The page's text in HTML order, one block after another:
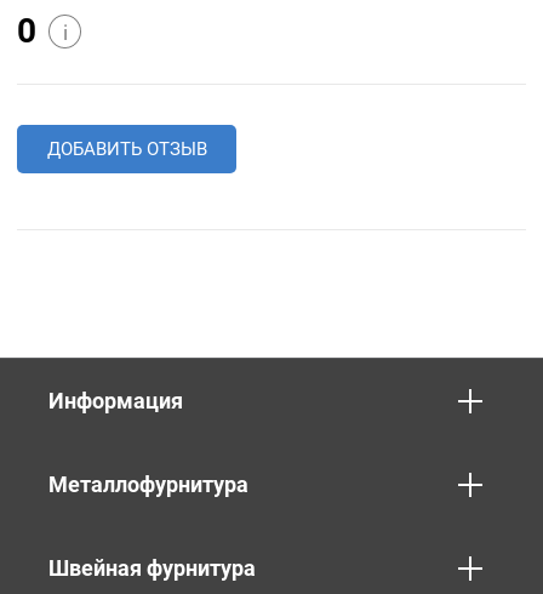
0 i
ДОБАВИТЬ ОТЗЫВ
Информация
Металлофурнитура
Швейная фурнитура